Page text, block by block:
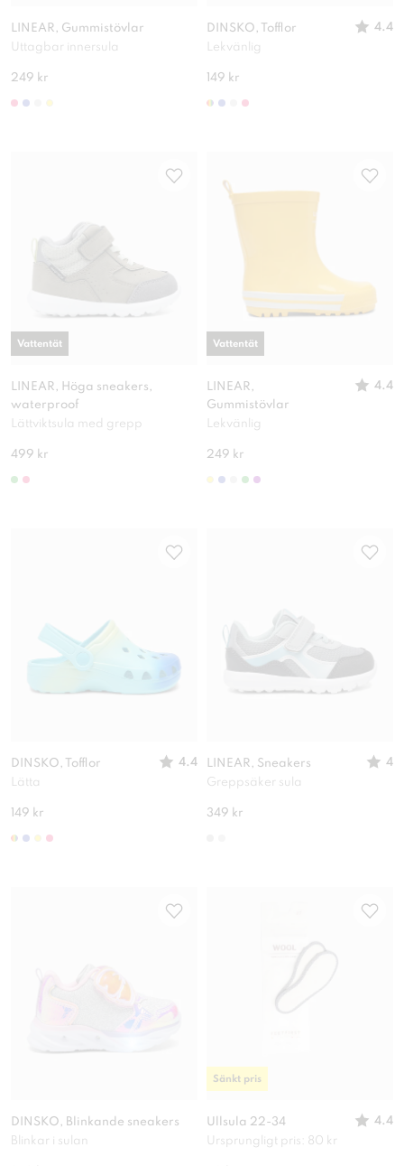
LINEAR, Gummistövlar
Uttagbar innersula
249 kr
DINSKO, Tofflor
4.4
Lekvänlig
149 kr
LINEAR, Höga sneakers,
waterproof
Lättviktsula med grepp
499 kr
Vattentät
LINEAR,
Gummistövlar
4.4
Lekvänlig
249 kr
Vattentät
DINSKO, Tofflor
4.4
Lätta
149 kr
LINEAR, Sneakers
4
Greppsäker sula
349 kr
DINSKO, Blinkande sneakers
Blinkar i sulan
Ullsula 22-34
4.4
Ursprungligt pris: 80 kr
Sänkt pris